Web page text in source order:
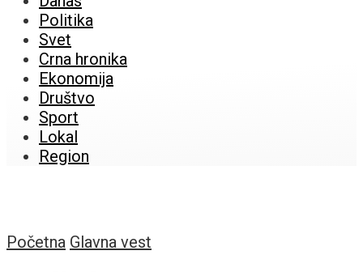
Politika
Svet
Crna hronika
Ekonomija
Društvo
Sport
Lokal
Region
Početna Glavna vest